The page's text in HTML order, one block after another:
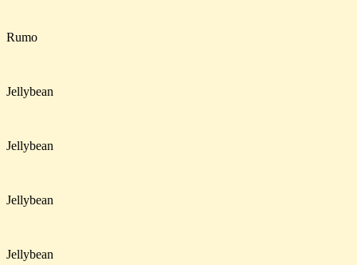
Rumo
Jellybean
Jellybean
Jellybean
Jellybean